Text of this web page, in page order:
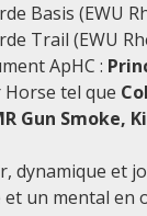
Basis (EWU
Trail (EWU
ApHC :
tel que C
Gun Smoke, K
dynamique et
un mental en